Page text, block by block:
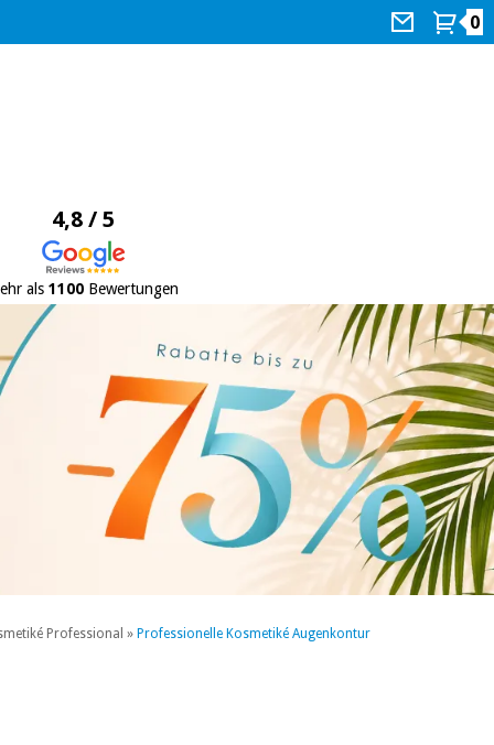
0
4,8 / 5
als1100 Bewertungen
Professional » Professionelle Kosmetiké Augenkontur